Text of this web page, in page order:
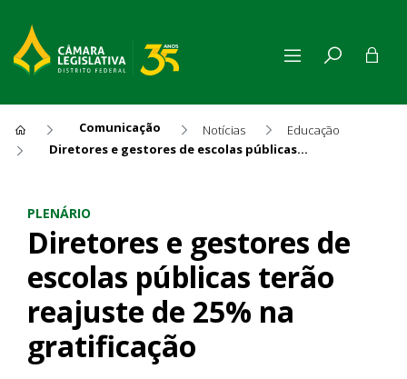
Comunicação Notícias
Educação
Diretores e gestores de escolas públicas terão reajuste de 25% na gratificação
PLENÁRIO
Diretores e gestores de
escolas públicas terão
reajuste de 25% na
gratificação